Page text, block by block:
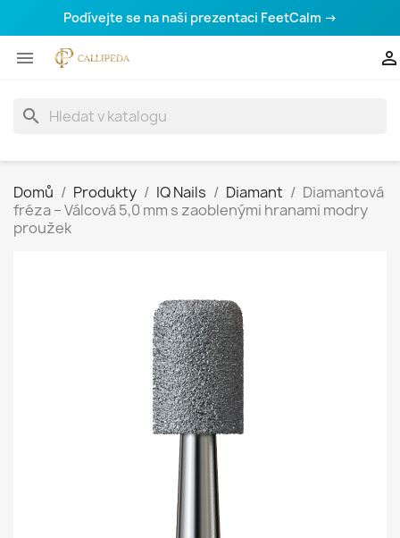
Podívejte se na naši prezentaci FeetCalm →
 
search
Domů Produkty IQ Nails Diamant
Diamantová
fréza – Válcová 5,0 mm s zaoblenými hranami modry
proužek